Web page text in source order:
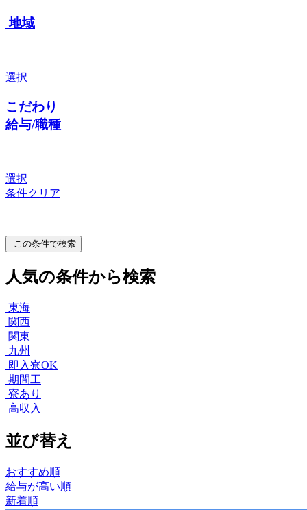
地域
選択
こだわり
給与/職種
選択
条件クリア
この条件で検索
人気の条件から検索
東海
関西
関東
九州
即入寮OK
期間工
寮あり
高収入
並び替え
おすすめ順
給与が高い順
新着順